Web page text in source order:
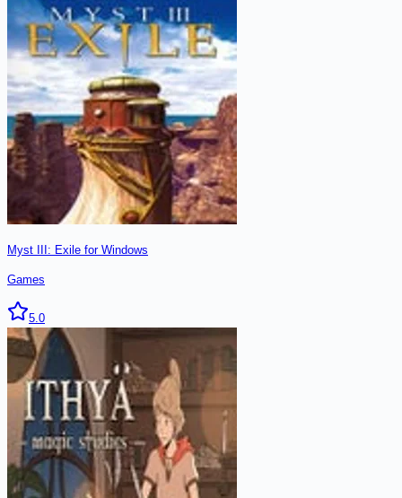
Myst III: Exile for Windows
Games
5.0